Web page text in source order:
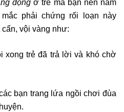
động ở trẻ mà bạn nên nắm
phải chứng rối loạn này
vội vàng như:
xong trẻ đã trả lời và khó chờ
bạn trang lứa ngồi chơi đùa